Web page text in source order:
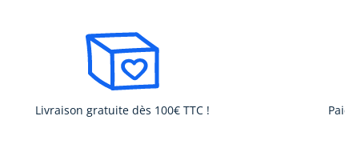
Livraison gratuite dès 100€ TTC !